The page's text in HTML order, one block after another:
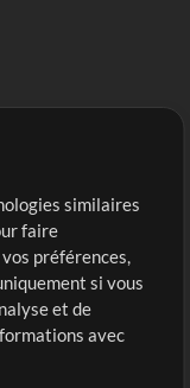
similaires
faire
préférences,
si vous
et de
avec